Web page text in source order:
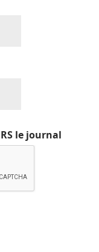
le journal